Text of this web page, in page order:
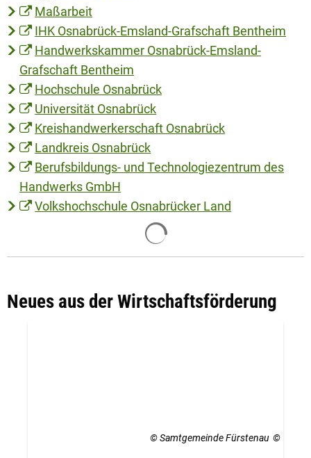
Maßarbeit
IHK Osnabrück-Emsland-Grafschaft Bentheim
Handwerkskammer Osnabrück-Emsland-
Grafschaft Bentheim
Hochschule Osnabrück
Universität Osnabrück
Kreishandwerkerschaft Osnabrück
Landkreis Osnabrück
Berufsbildungs- und Technologiezentrum des
Handwerks GmbH
Volkshochschule Osnabrücker Land
Neues aus der Wirtschaftsförderung
© Samtgemeinde Fürstenau